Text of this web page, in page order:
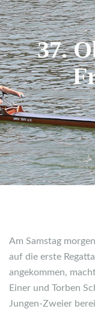
37.
Am Samstag
auf die erste
angekommen,
Einer und Torben
Jungen-Zweier